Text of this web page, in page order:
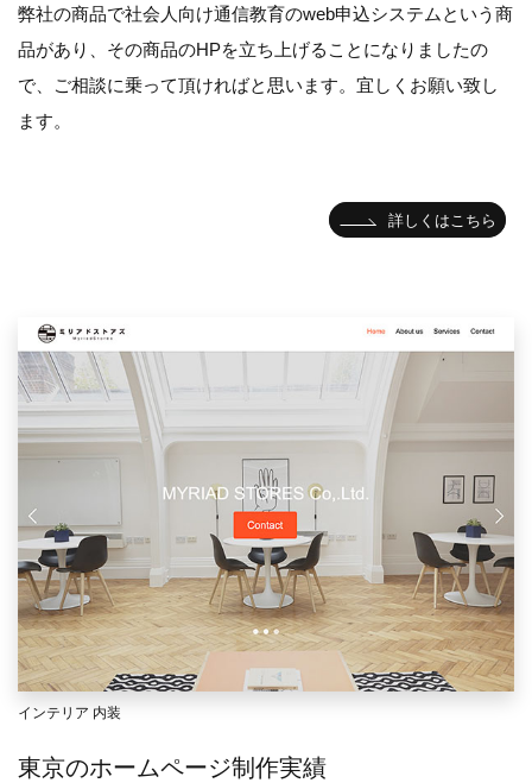
弊社の商品で社会人向け通信教育のweb申込システムという商
品があり、その商品のHPを立ち上げることになりましたの
で、ご相談に乗って頂ければと思います。宜しくお願い致し
ます。
詳しくはこちら
インテリア 内装
東京のホームページ制作実績